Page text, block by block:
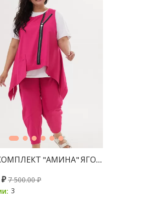
"АМИНА" ЯГОДНЫЙ
₽7 500.00 ₽
3